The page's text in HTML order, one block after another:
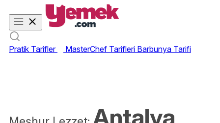
Pratik Tarifler MasterChef Tarifleri Barbunya Tarifi
Antalya